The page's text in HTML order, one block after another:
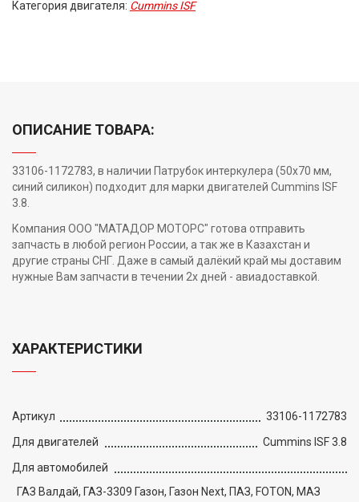
Категория двигателя: Cummins ISF
ОПИСАНИЕ ТОВАРА:
33106-1172783, в наличии Патрубок интеркулера (50х70 мм,
синий силикон) подходит для марки двигателей Cummins ISF
3.8.
Компания ООО "МАТАДОР МОТОРС" готова отправить
запчасть в любой регион России, а так же в Казахстан и
другие страны СНГ. Даже в самый далёкий край мы доставим
нужные Вам запчасти в течении 2х дней - авиадоставкой.
ХАРАКТЕРИСТИКИ
Артикул
33106-1172783
Для двигателей
Cummins ISF 3.8
Для автомобилей
ГАЗ Валдай, ГАЗ-3309 Газон, Газон Next, ПАЗ, FOTON, МАЗ